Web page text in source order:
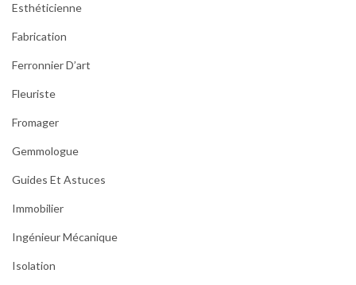
Esthéticienne
Fabrication
Ferronnier D’art
Fleuriste
Fromager
Gemmologue
Guides Et Astuces
Immobilier
Ingénieur Mécanique
Isolation